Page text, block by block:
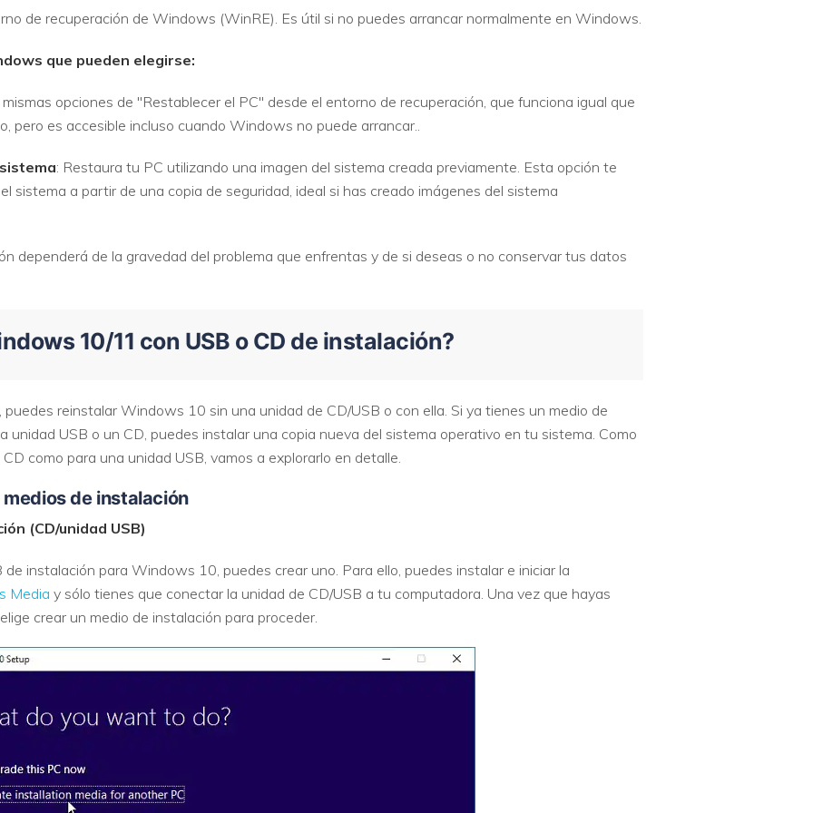
de recuperación de Windows (WinRE). Es útil si no puedes arrancar normalmente en Windows.
que pueden elegirse:
opciones de "Restablecer el PC" desde el entorno de recuperación, que funciona igual que
pero es accesible incluso cuando Windows no puede arrancar..
: Restaura tu PC utilizando una imagen del sistema creada previamente. Esta opción te
sistema a partir de una copia de seguridad, ideal si has creado imágenes del sistema
dependerá de la gravedad del problema que enfrentas y de si deseas o no conservar tus datos
10/11 con USB o CD de instalación?
reinstalar Windows 10 sin una unidad de CD/USB o con ella. Si ya tienes un medio de
USB o un CD, puedes instalar una copia nueva del sistema operativo en tu sistema. Como
como para una unidad USB, vamos a explorarlo en detalle.
de instalación
(CD/unidad USB)
instalación para Windows 10, puedes crear uno. Para ello, puedes instalar e iniciar la
Media y sólo tienes que conectar la unidad de CD/USB a tu computadora. Una vez que hayas
crear un medio de instalación para proceder.